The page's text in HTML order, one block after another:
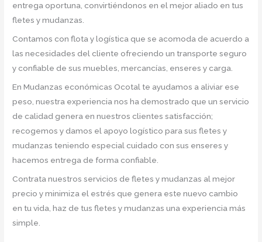
entrega oportuna, convirtiéndonos en el mejor aliado en tus
fletes y mudanzas.
Contamos con flota y logística que se acomoda de acuerdo a
las necesidades del cliente ofreciendo un transporte seguro
y confiable de sus muebles, mercancías, enseres y carga.
En Mudanzas económicas Ocotal te ayudamos a aliviar ese
peso, nuestra experiencia nos ha demostrado que un servicio
de calidad genera en nuestros clientes satisfacción;
recogemos y damos el apoyo logístico para sus fletes y
mudanzas teniendo especial cuidado con sus enseres y
hacemos entrega de forma confiable.
Contrata nuestros servicios de fletes y mudanzas al mejor
precio y minimiza el estrés que genera este nuevo cambio
en tu vida, haz de tus fletes y mudanzas una experiencia más
simple.